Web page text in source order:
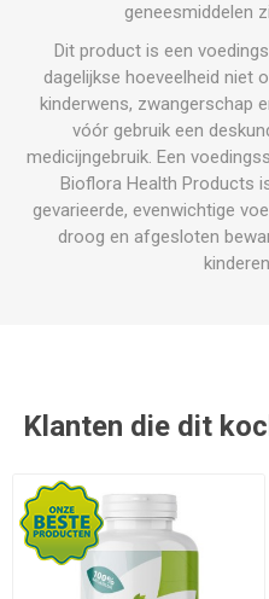
geneesmiddelen
Dit product is een
dagelijkse hoeveelheid niet
kinderwens, zwangerschap
vóór gebruik een
medicijngebruik. Een
Bioflora Health Products
gevarieerde, evenwichtige
droog en afgesloten
Klanten die dit